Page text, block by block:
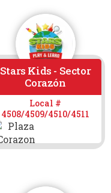
Stars Kids - Sector
Corazón
Local #
4508/4509/4510/4511